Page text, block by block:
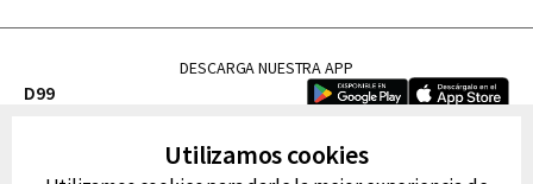
DESCARGA NUESTRA APP
D99
Utilizamos cookies